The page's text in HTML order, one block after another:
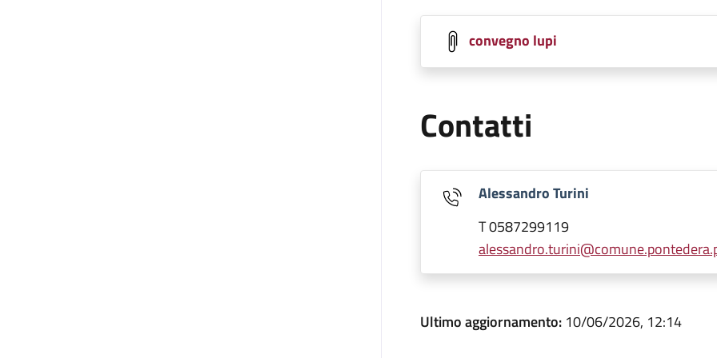
convegno lupi
Contatti
Alessandro Turini
T 0587299119
Ultimo aggiornamento: 10/06/2026, 12:14